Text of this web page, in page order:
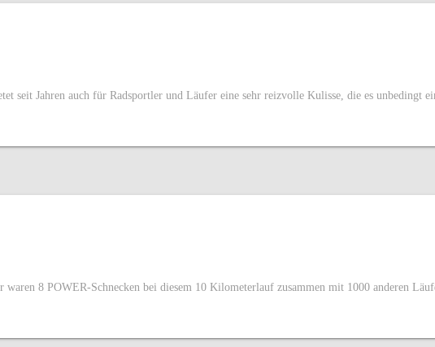
seit Jahren auch für Radsportler und Läufer eine sehr reizvolle Kulisse, die es unbedingt
8 POWER-Schnecken bei diesem 10 Kilometerlauf zusammen mit 1000 anderen